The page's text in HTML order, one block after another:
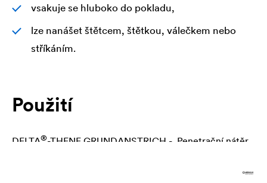
vsakuje se hluboko do pokladu,
lze nanášet štětcem, štětkou, válečkem nebo
stříkáním.
Použití
DELTA®-THENE GRUNDANSTRICH - Penetrační nátěr